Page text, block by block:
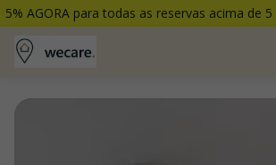
5% AGORA para todas as reservas acima de